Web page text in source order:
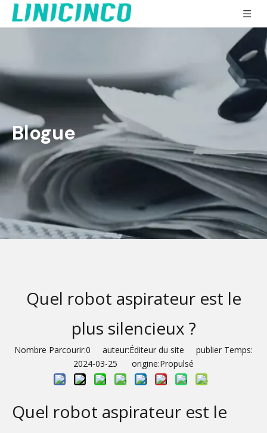
Blogue
Quel robot aspirateur est le
plus silencieux ?
Nombre Parcourir:0 auteur:Éditeur du site publier Temps:
2024-03-25 origine:Propulsé
Quel robot aspirateur est le